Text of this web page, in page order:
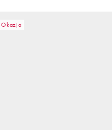
Okazja